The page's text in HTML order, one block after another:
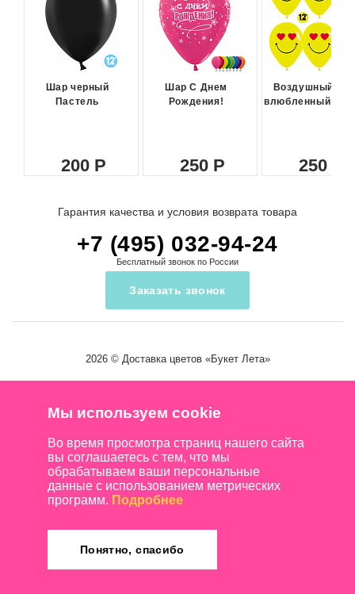
Шар черный
Пастель
200
Шар С Днем
Рождения!
250
Воздушный
влюбленный
250
Гарантия качества и условия возврата товара
+7 (495) 032-94-24
Бесплатный звонок по России
Заказать звонок
2026 © Доставка цветов«Букет Лета»
Мы используем cookie
Во время просмотра страниц нашего сайта
вы соглашаетесь с тем, что мы
обрабатываем ваши персональные
данные с использованием метрических
программ. Подробнее
Понятно, спасибо